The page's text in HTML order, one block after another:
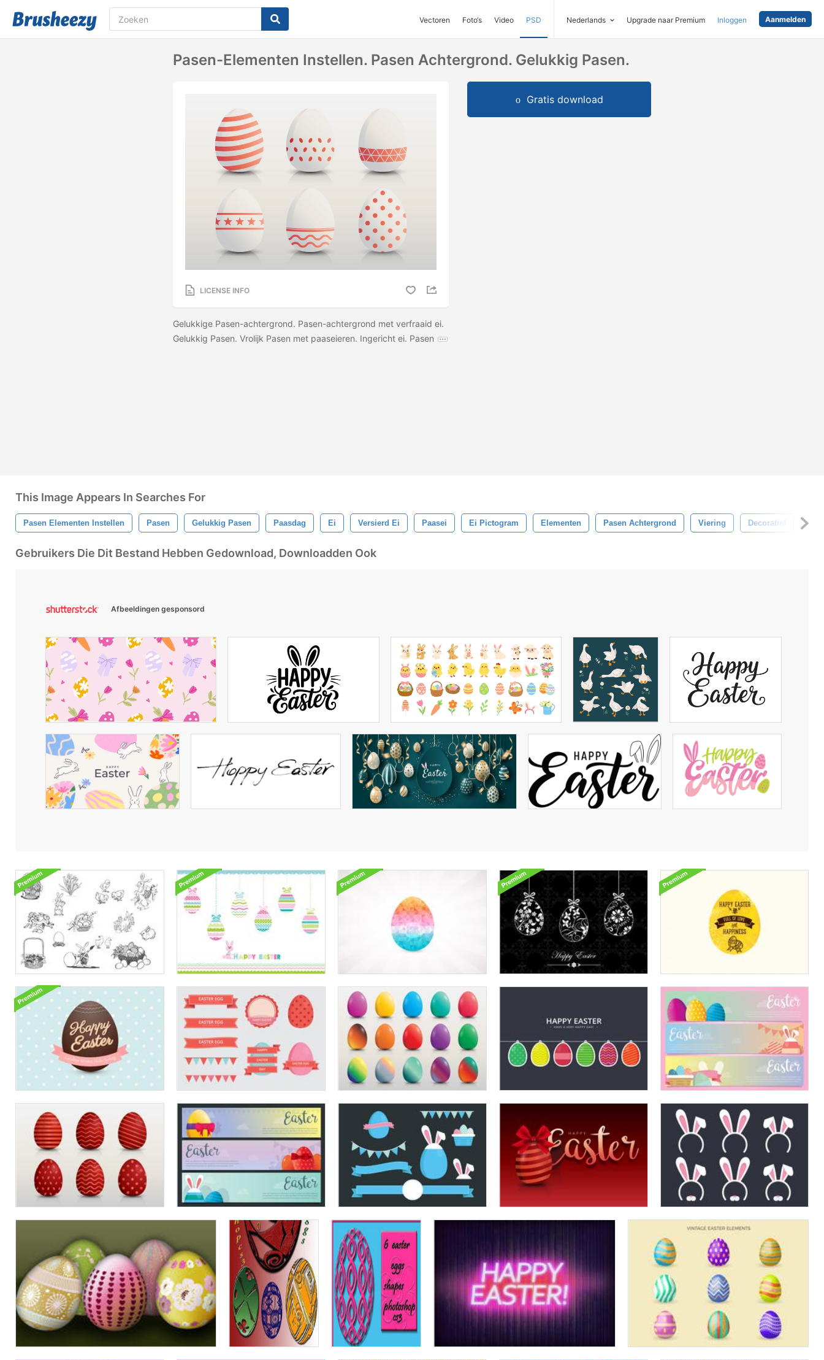
Vectoren Foto‘s Video PSD Nederlands Upgrade naar Premium Inloggen Aanmelden
Pasen-Elementen Instellen. Pasen Achtergrond. Gelukkig Pasen.
LICENSE INFO
Gelukkige Pasen-achtergrond. Pasen-achtergrond met verfraaid ei.
Gelukkig Pasen. Vrolijk Pasen met paaseieren. Ingericht ei. Pasen
Gratis download
This Image Appears In Searches For
Pasen Elementen Instellen Pasen Gelukkig Pasen Paasdag Ei Versierd Ei Paasei Ei Pictogram Elementen Pasen Achtergrond Viering Decoratief
Gebruikers Die Dit Bestand Hebben Gedownload, Downloadden Ook
Afbeeldingen gesponsord